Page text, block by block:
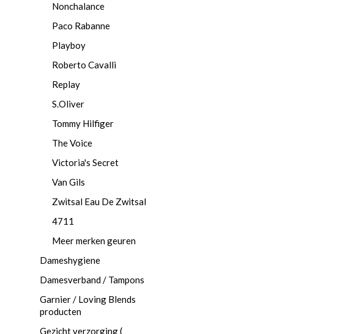
Nonchalance
Paco Rabanne
Playboy
Roberto Cavalli
Replay
S.Oliver
Tommy Hilfiger
The Voice
Victoria's Secret
Van Gils
Zwitsal Eau De Zwitsal
4711
Meer merken geuren
Dameshygiene
Damesverband / Tampons
Garnier / Loving Blends
producten
Gezicht verzorging (